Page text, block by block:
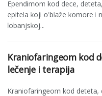
Ependimom kod dece,
epitela koji o'blaže komore i
lobanjskoj...
Kraniofaringeom kod
lečenje i terapija
Kraniofaringeom kod